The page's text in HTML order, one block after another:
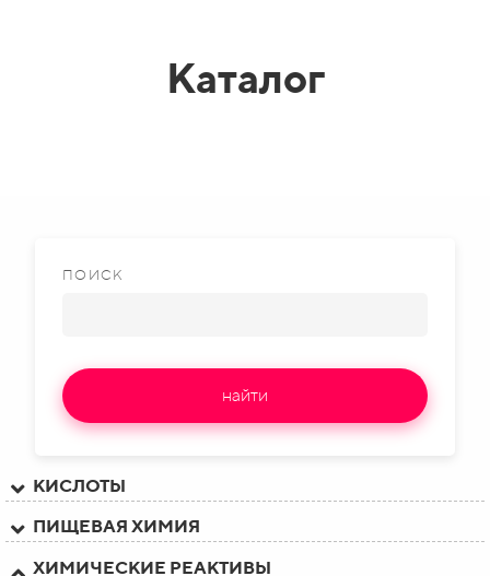
Каталог
ПОИСК
найти
КИСЛОТЫ
ПИЩЕВАЯ ХИМИЯ
ХИМИЧЕСКИЕ РЕАКТИВЫ